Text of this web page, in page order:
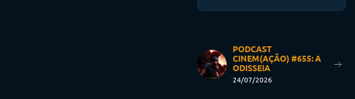
PODCAST
CINEM(AÇÃO) #655: A
ODISSEIA
24/07/2026